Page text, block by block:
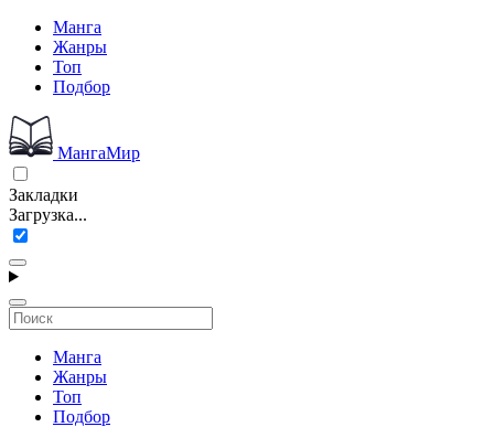
Манга
Жанры
Топ
Подбор
МангаМир
Закладки
Загрузка...
Манга
Жанры
Топ
Подбор